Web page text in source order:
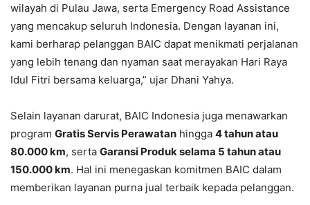
wilayah di Pulau Jawa, serta Emergency Road Assistance
yang mencakup seluruh Indonesia. Dengan layanan ini,
kami berharap pelanggan BAIC dapat menikmati perjalanan
yang lebih tenang dan nyaman saat merayakan Hari Raya
Idul Fitri bersama keluarga,” ujar Dhani Yahya.
Selain layanan darurat, BAIC Indonesia juga menawarkan
program Gratis Servis Perawatan hingga 4 tahun atau
80.000 km, serta Garansi Produk selama 5 tahun atau
150.000 km. Hal ini menegaskan komitmen BAIC dalam
memberikan layanan purna jual terbaik kepada pelanggan.